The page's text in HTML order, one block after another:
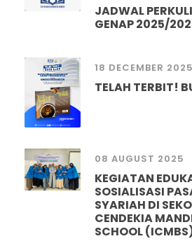
JADWAL
GENAP 2025/
18 DECEMBER 2025
TELAH TERBIT!
08 AUGUST 2025
KEGIATAN
SOSIALISASI
SYARIAH DI
CENDEKIA
SCHOOL